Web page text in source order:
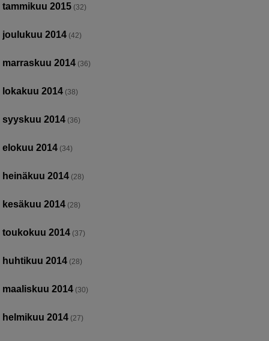
tammikuu 2015 (32)
joulukuu 2014 (42)
marraskuu 2014 (36)
lokakuu 2014 (38)
syyskuu 2014 (36)
elokuu 2014 (34)
heinäkuu 2014 (28)
kesäkuu 2014 (28)
toukokuu 2014 (37)
huhtikuu 2014 (28)
maaliskuu 2014 (30)
helmikuu 2014 (27)